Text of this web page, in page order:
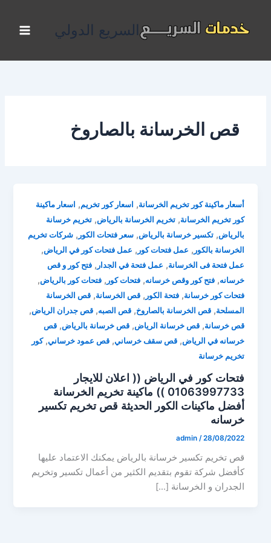
المحتوى
السريع الدولي
قص الخرسانة بالصاروخ
أسعار ماكينة كور تخريم الخرسانة, اسعار كور تخريم, اسعار ماكينة
كور تخريم الخرسانة,تخريم الخرسانة بالرياض,تخريم خرسانة
بالرياض,تكسير خرسانة بالرياض,سعر فتحات الكور ,شركات تخريم
الخرسانة بالكور , عمل فتحات كور , عمل فتحات كور في الرياض,
عمل فتحة فى الخرسانة, عمل فتحة في الجدار ,فتح كور و قص
خرسانه,فتح كور وقص خرسانه,فتحات كور ,فتحات كور بالرياض,
فتحات كور خرسانة,فتحة الكور ,قص الخرسانة,قص الخرسانة
المسلحة,قص الخرسانة بالصاروخ,قص الصبه,قص جدران الرياض,
قص خرسانة,قص خرسانة الرياض,قص خرسانة بالرياض,قص
خرسانه في الرياض,قص سقف خرساني,قص عمود خرساني,كور
تخريم خرسانة
فتحات كور في الرياض (( اعلان للايجار
01063997733 )) ماكينة تخريم الخرسانة
أفضل ماكينات الكور الحديثة قص تخريم تكسير
خرسانه
admin /28/08/2022
قص تخريم تكسير خرسانة بالرياض يمكنك الاعتماد عليها
كأفضل شركة تقوم بتقديم الكثير من أعمال تكسير وتخريم
الجدران و الخرسانة […]